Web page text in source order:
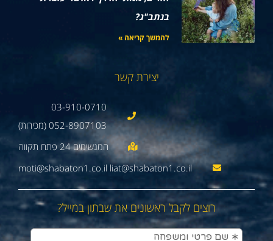
בנתב"ג?
להמשך קריאה »
יצירת קשר
03-910-0710
052-8907103 (מכירות)
moti@shabaton1.co.il liat@shabaton1.co.il
רוצים לקבל ראשונים את שבתון במייל?